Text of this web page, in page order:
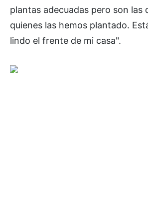
plantas adecuadas pero son
quienes las hemos plantado.
lindo el frente de mi casa".